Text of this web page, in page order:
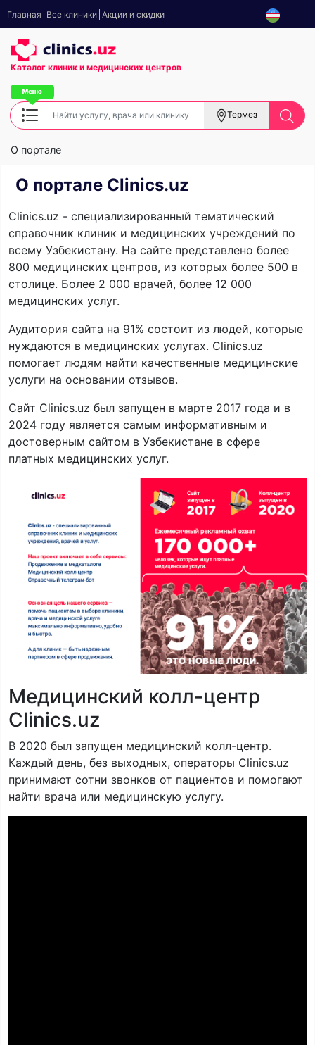
Главная Все клиники Акции и скидки
Каталог клиник и медицинских центров
Термез
О портале
О портале Clinics.uz
Clinics.uz - специализированный тематический
справочник клиник и медицинских учреждений по
всему Узбекистану. На сайте представлено более
800 медицинских центров, из которых более 500 в
столице. Более 2 000 врачей, более 12 000
медицинских услуг.
Аудитория сайта на 91% состоит из людей, которые
нуждаются в медицинских услугах. Clinics.uz
помогает людям найти качественные медицинские
услуги на основании отзывов.
Сайт Clinics.uz был запущен в марте 2017 года и в
2024 году является самым информативным и
достоверным сайтом в Узбекистане в сфере
платных медицинских услуг.
Медицинский колл-центр
Clinics.uz
В 2020 был запущен медицинский колл-центр.
Каждый день, без выходных, операторы Clinics.uz
принимают сотни звонков от пациентов и помогают
найти врача или медицинскую услугу.